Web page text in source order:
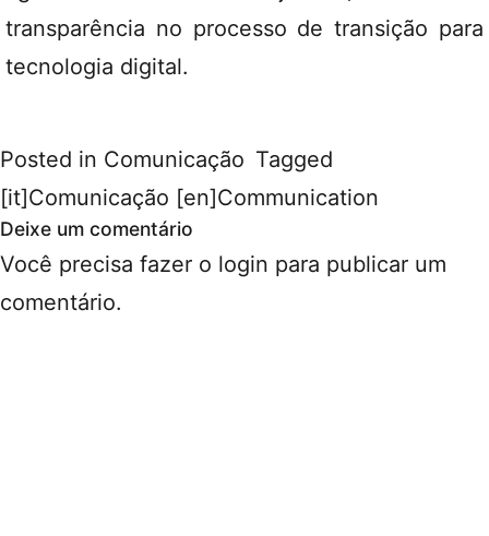
transparência no processo de transição para
tecnologia digital.
Posted in Comunicação Tagged
[it]Comunicação [en]Communication
Deixe um comentário
Você precisa fazer o login para publicar um
comentário.